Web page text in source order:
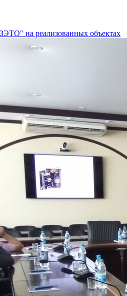
на реализованных объектах